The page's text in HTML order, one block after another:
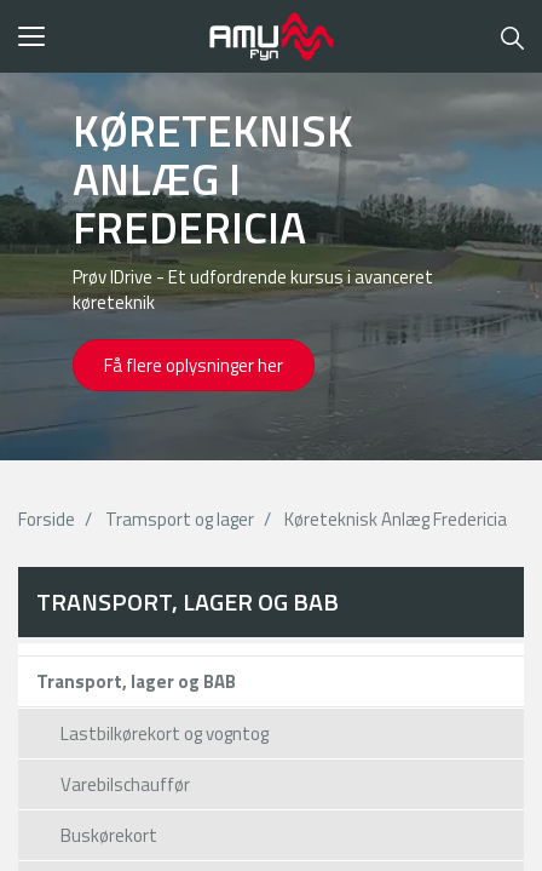
Toggle
KØRETEKNISK
ANLÆG I
FREDERICIA
Prøv IDrive - Et udfordrende kursus i avanceret
køreteknik
Få flere oplysninger her
Forside Tramsport og lager Køreteknisk Anlæg Fredericia
TRANSPORT, LAGER OG BAB
Transport, lager og BAB
Lastbilkørekort og vogntog
Varebilschauffør
Buskørekort